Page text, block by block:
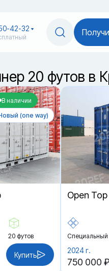
42-32
20 футов в
В наличии
(one way)
20 футов
Купить
Open
Специальный
2024 г.
750 000